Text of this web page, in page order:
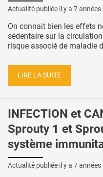
Actualité publiée il y a 7 années
On connait bien les effets
sédentaire sur la
risque associé de maladie
LIRE LA SUITE
INFECTION et
Sprouty 1 et
système
Actualité publiée il y a 7 années